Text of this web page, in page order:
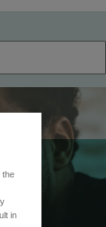
the
in